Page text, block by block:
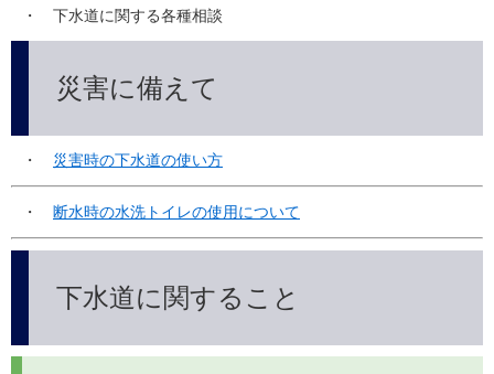
・　下水道に関する各種相談
災害に備えて
・ 災害時の下水道の使い方
・ 断水時の水洗トイレの使用について
下水道に関すること